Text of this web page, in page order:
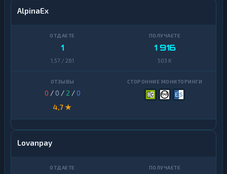
AlpinaEx
1
1,57 / 261
1 916
503 K
0 / 0 / 2 /0
4,7 ★
Lovanpay